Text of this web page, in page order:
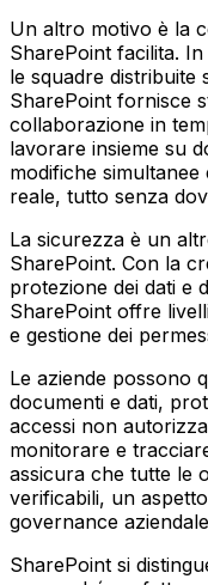
Un altro motivo è la
SharePoint facilita.
le squadre distribuite
SharePoint fornisce
collaborazione in
lavorare insieme su
modifiche
reale, tutto senza
La sicurezza è un
SharePoint. Con la
protezione dei dati e
SharePoint offre
e gestione dei
Le aziende possono
documenti e dati,
accessi non
monitorare e
assicura che tutte le
verificabili, un
governance
SharePoint si